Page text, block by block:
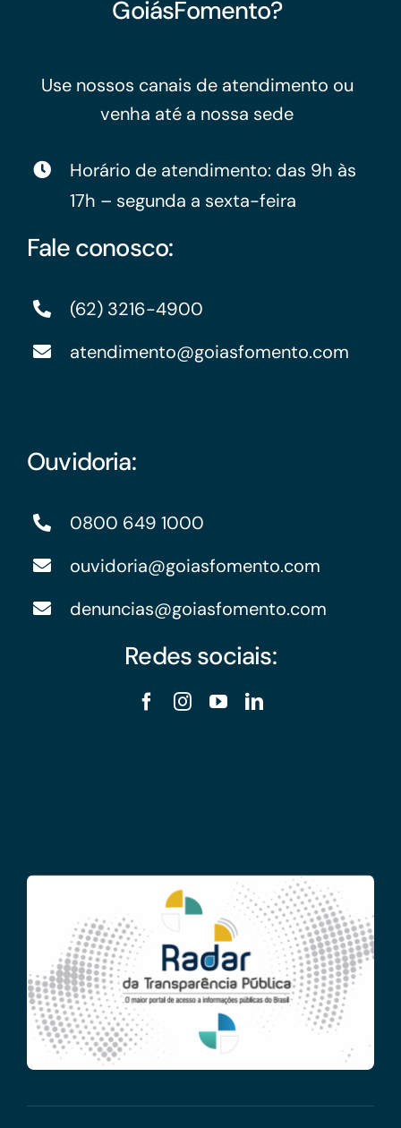
GoiásFomento?
Use nossos canais de atendimento ou
venha até a nossa sede
Horário de atendimento: das 9h às
17h – segunda a sexta-feira
Fale conosco:
(62) 3216-4900
atendimento@goiasfomento.com
Ouvidoria:
0800 649 1000
ouvidoria@goiasfomento.com
denuncias@goiasfomento.com
Redes sociais: